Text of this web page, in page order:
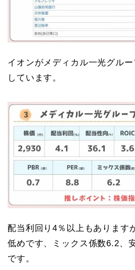
イオンがメディカル一光グル
しています。
配当利回り4％以上もあります
低めです、ミックス係数6.2、
です。